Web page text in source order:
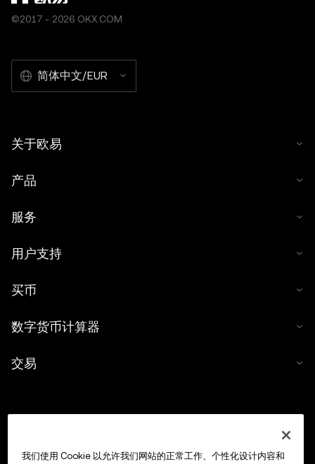
©2017 - 2026 OKX.COM
简体中文/EUR
关于欧易
产品
服务
用户支持
买币
数字货币计算器
交易
我们使用 Cookie 以允许我们网站的正常工作、个性化设计内容和